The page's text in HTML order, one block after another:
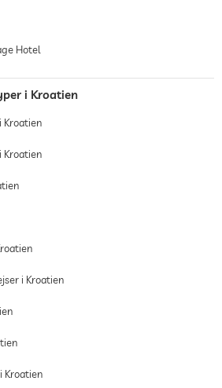
Hotel
i Kroatien
Kroatien
Kroatien
i Kroatien
Kroatien